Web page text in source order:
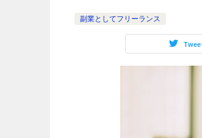
副業としてフリーランス